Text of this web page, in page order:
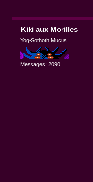
Kiki aux Morilles
Yog-Sothoth Mucus
Messages: 2090